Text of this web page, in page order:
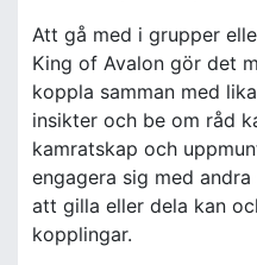
Att gå med i grupper
King of Avalon gör det
koppla samman med
insikter och be om råd
kamratskap och
engagera sig med
att gilla eller dela kan
kopplingar.